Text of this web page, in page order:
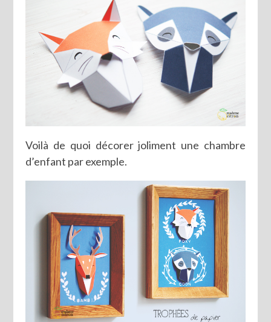
Voilà de quoi décorer joliment une chambre
d’enfant par exemple.